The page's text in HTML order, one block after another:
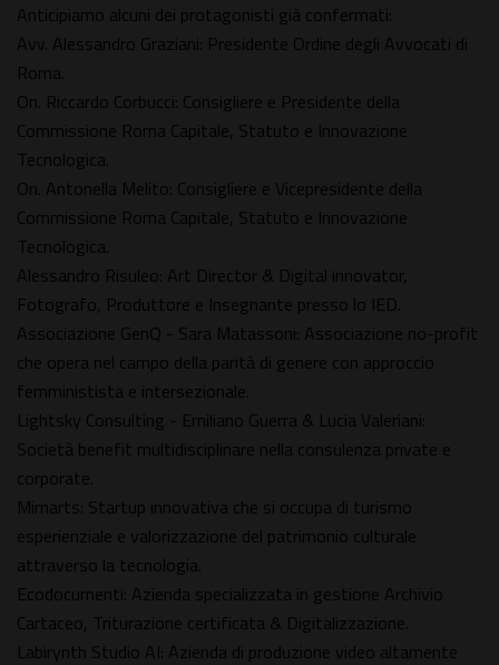
Anticipiamo alcuni dei protagonisti già confermati:
Avv. Alessandro Graziani: Presidente Ordine degli Avvocati di
Roma.
On. Riccardo Corbucci: Consigliere e Presidente della
Commissione Roma Capitale, Statuto e Innovazione
Tecnologica.
On. Antonella Melito: Consigliere e Vicepresidente della
Commissione Roma Capitale, Statuto e Innovazione
Tecnologica.
Alessandro Risuleo: Art Director & Digital innovator,
Fotografo, Produttore e Insegnante presso lo IED.
Associazione GenQ - Sara Matassoni: Associazione no-profit
che opera nel campo della parità di genere con approccio
femministista e intersezionale.
Lightsky Consulting - Emiliano Guerra & Lucia Valeriani:
Società benefit multidisciplinare nella consulenza private e
corporate.
Mirnarts: Startup innovativa che si occupa di turismo
esperienziale e valorizzazione del patrimonio culturale
attraverso la tecnologia.
Ecodocumenti: Azienda specializzata in gestione Archivio
Cartaceo, Triturazione certificata & Digitalizzazione.
Labirynth Studio AI: Azienda di produzione video altamente